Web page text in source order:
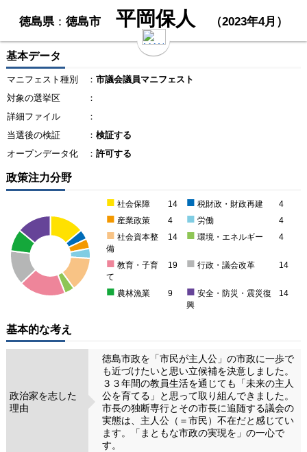
徳島県：徳島市 平岡保人 （2023年4月）
基本データ
マニフェスト種別 ： 市議会議員マニフェスト
対象の選挙区
：
詳細ファイル
：
当選後の検証
： 検証する
オープンデータ化
： 許可する
政策注力分野
■ 社会保障 14 ■ 税財政・財政再建 4
■ 産業政策 4 ■ 労働 4
■ 社会資本整
備
14 ■ 環境・エネルギー 4
■ 教育・子育
て
19 ■ 行政・議会改革 14
■ 農林漁業 9 ■ 安全・防災・震災復
興
14
基本的な考え
政治家を志した
理由
徳島市政を「市民が主人公」の市政に一歩で
も近づけたいと思い立候補を決意しました。
３３年間の教員生活を通じても「未来の主人
公を育てる」と思って取り組んできました。
市長の独断専行とその市長に追随する議会の
実態は、主人公（＝市民）不在だと感じてい
ます。「まともな市政の実現を」の一心で
す。